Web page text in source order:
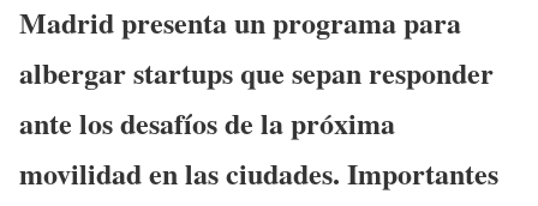
Madrid presenta un programa para
albergar startups que sepan responder
ante los desafíos de la próxima
movilidad en las ciudades. Importantes